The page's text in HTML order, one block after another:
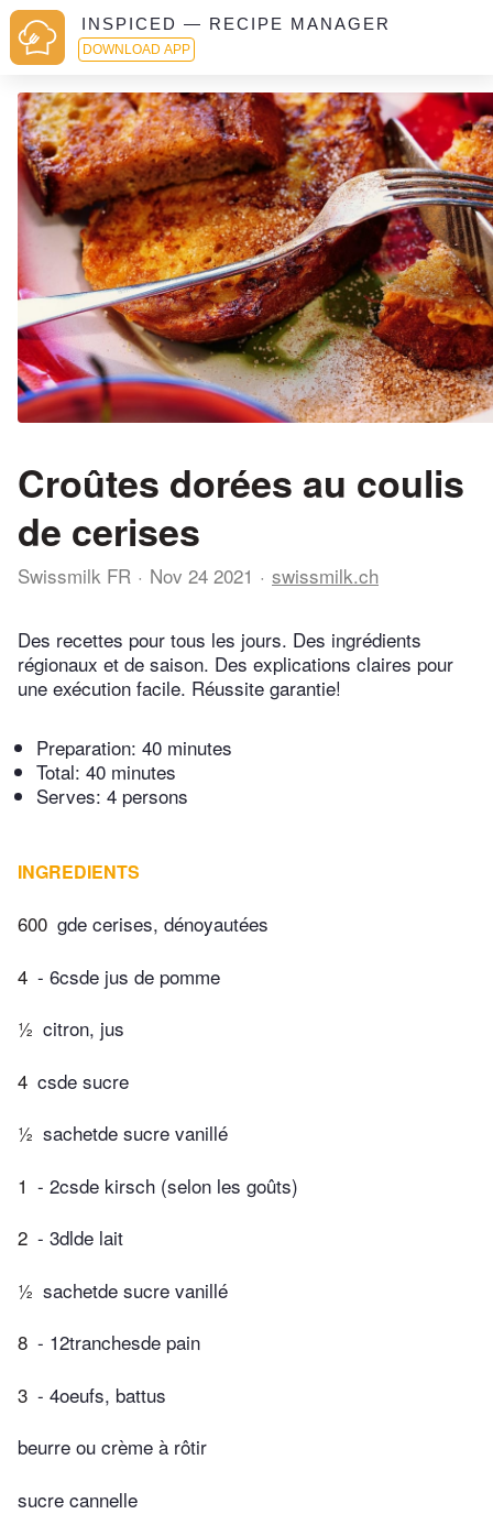
INSPICED — RECIPE MANAGER
DOWNLOAD APP
Croûtes dorées au coulis
de cerises
Swissmilk FR Nov 24 2021 swissmilk.ch
Des recettes pour tous les jours. Des ingrédients
régionaux et de saison. Des explications claires pour
une exécution facile. Réussite garantie!
Preparation: 40 minutes
Total: 40 minutes
Serves: 4 persons
INGREDIENTS
600 gde cerises, dénoyautées
4 - 6csde jus de pomme
½ citron, jus
4 csde sucre
½ sachetde sucre vanillé
1 - 2csde kirsch (selon les goûts)
2 - 3dlde lait
½ sachetde sucre vanillé
8 - 12tranchesde pain
3 - 4oeufs, battus
beurre ou crème à rôtir
sucre cannelle